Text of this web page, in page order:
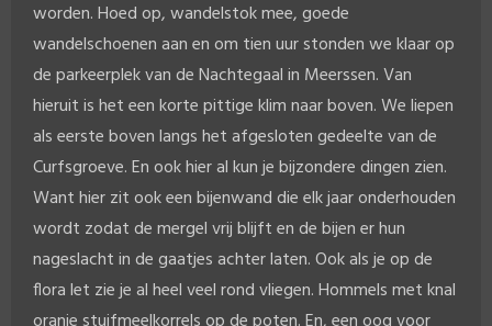
worden. Hoed op, wandelstok mee, goede
wandelschoenen aan en om tien uur stonden we klaar op
de parkeerplek van de Nachtegaal in Meerssen. Van
hieruit is het een korte pittige klim naar boven. We liepen
als eerste boven langs het afgesloten gedeelte van de
Curfsgroeve. En ook hier al kun je bijzondere dingen zien.
Want hier zit ook een bijenwand die elk jaar onderhouden
wordt zodat de mergel vrij blijft en de bijen er hun
nageslacht in de gaatjes achter laten. Ook als je op de
flora let zie je al heel veel rond vliegen. Hommels met knal